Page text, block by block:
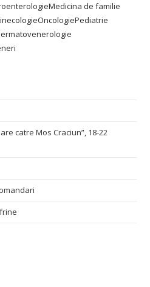
Medicina de familie
OncologiePediatrie
catre Mos Craciun”, 18-22